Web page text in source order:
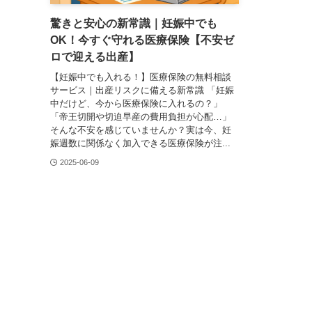
驚きと安心の新常識｜妊娠中でも
OK！今すぐ守れる医療保険【不安ゼ
ロで迎える出産】
【妊娠中でも入れる！】医療保険の無料相談
サービス｜出産リスクに備える新常識 「妊娠
中だけど、今から医療保険に入れるの？」
「帝王切開や切迫早産の費用負担が心配…」
そんな不安を感じていませんか？実は今、妊
娠週数に関係なく加入できる医療保険が注...
2025-06-09